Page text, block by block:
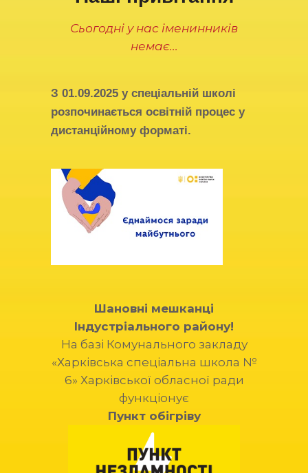
Сьогодні у нас іменинників
немає...
З 01.09.2025 у спеціальній школі
розпочинається освітній процес у
дистанційному форматі.
Шановні мешканці
Індустріального району!
На базі Комунального закладу
«Харківська спеціальна школа №
6» Харківської обласної ради
функціонує
Пункт обігріву